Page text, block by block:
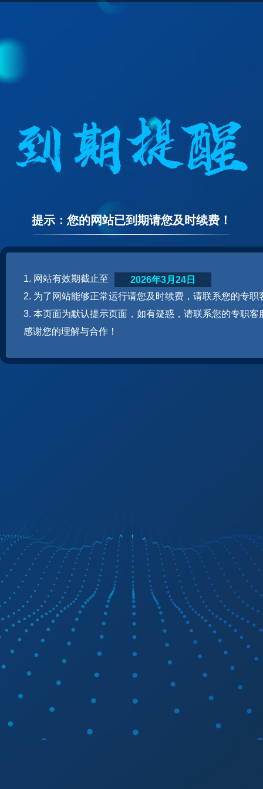
提示：您的网站已到期请您及时续费！
1. 网站有效期截止至
2. 为了网站能够正常运行请您及时续费，请联系您的专职
3. 本页面为默认提示页面，如有疑惑，请联系您的专职客
感谢您的理解与合作！
2026年3月24日